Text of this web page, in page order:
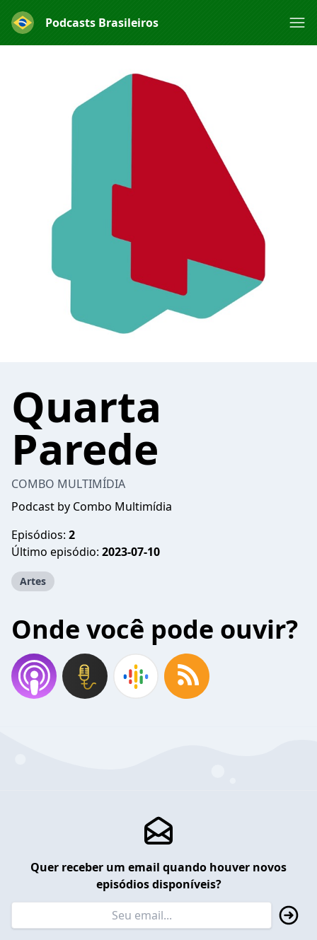
Podcasts Brasileiros
Quarta
Parede
COMBO MULTIMÍDIA
Podcast by Combo Multimídia
Episódios: 2
Último episódio: 2023-07-10
Artes
Onde você pode ouvir?
Quer receber um email quando houver novos
episódios disponíveis?